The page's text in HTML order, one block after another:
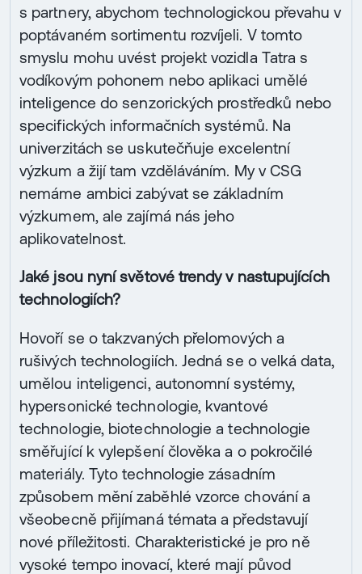
s partnery, abychom technologickou převahu v
poptávaném sortimentu rozvíjeli. V tomto
smyslu mohu uvést projekt vozidla Tatra s
vodíkovým pohonem nebo aplikaci umělé
inteligence do senzorických prostředků nebo
specifických informačních systémů. Na
univerzitách se uskutečňuje excelentní
výzkum a žijí tam vzděláváním. My v CSG
nemáme ambici zabývat se základním
výzkumem, ale zajímá nás jeho
aplikovatelnost.
Jaké jsou nyní světové trendy v nastupujících
technologiích?
Hovoří se o takzvaných přelomových a
rušivých technologiích. Jedná se o velká data,
umělou inteligenci, autonomní systémy,
hypersonické technologie, kvantové
technologie, biotechnologie a technologie
směřující k vylepšení člověka a o pokročilé
materiály. Tyto technologie zásadním
způsobem mění zaběhlé vzorce chování a
všeobecně přijímaná témata a představují
nové příležitosti. Charakteristické je pro ně
vysoké tempo inovací, které mají původ